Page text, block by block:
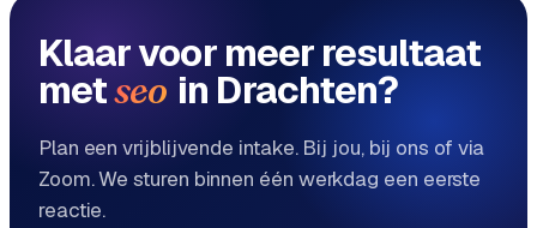
Klaar voor meer resultaat
metseo in Drachten?
Plan een vrijblijvende intake. Bij jou, bij ons of via
Zoom. We sturen binnen één werkdag een eerste
reactie.